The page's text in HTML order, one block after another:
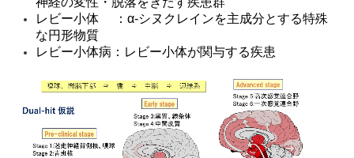
レビー小体 ： α-シヌクレインを主成分とする特殊
な円形物質
レビー小体病：レビー小体が関与する疾患